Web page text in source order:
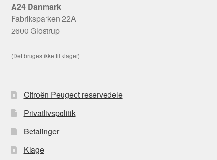
A24 Danmark
Fabriksparken 22A
2600 Glostrup
(Det bruges ikke til klager)
Citroën Peugeot reservedele
Privatlivspolitik
Betalinger
Klage